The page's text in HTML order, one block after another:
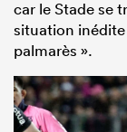
car le Stade se
situation
palmarès ».